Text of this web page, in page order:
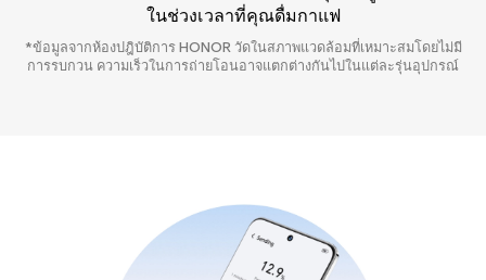
ในช่วงเวลาที่คุณดื่มกาแฟ
*ข้อมูลจากห้องปฎิบัติการ HONOR วัดในสภาพแวดล้อมที่เหมาะสมโดยไม่มี
การรบกวน ความเร็วในการถ่ายโอนอาจแตกต่างกันไปในแต่ละรุ่นอุปกรณ์